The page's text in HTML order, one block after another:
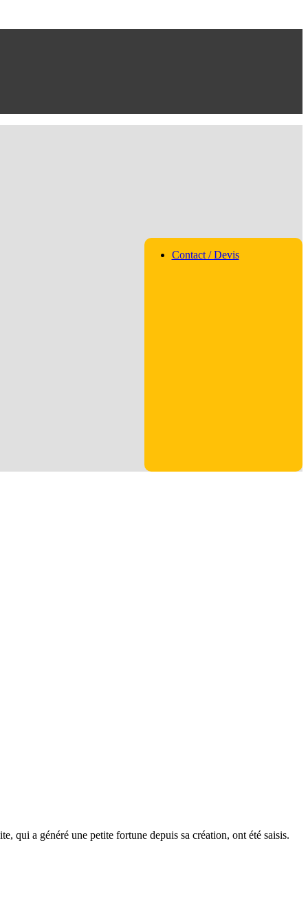
Contact / Devis
qui a généré une petite fortune depuis sa création, ont été saisis.